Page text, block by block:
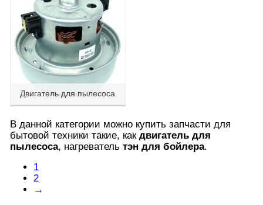
Двигатель для пылесоса
В данной категории можно купить запчасти для
бытовой техники такие, как двигатель для
пылесоса, нагреватель тэн для бойлера.
1
2
→